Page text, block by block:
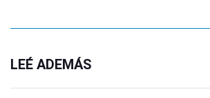
LEÉ ADEMÁS